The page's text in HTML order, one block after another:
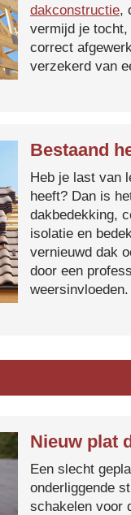
dakconstructie,
vermijd je tocht,
correct
verzekerd van
Bestaand
Heb je last van
heeft? Dan is
dakbedekking,
isolatie en
vernieuwd dak
door een
weersinvloeden.
Nieuw plat
Een slecht
onderliggende
schakelen voor